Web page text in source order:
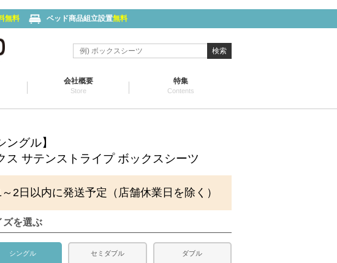
無料 ベッド商品組立設置無料
検索
会社概要
Store
特集
Contents
ングル】
ス サテンストライプ ボックスシーツ
～2日以内に発送予定（店舗休業日を除く）
ズを選ぶ
シングル セミダブル ダブル